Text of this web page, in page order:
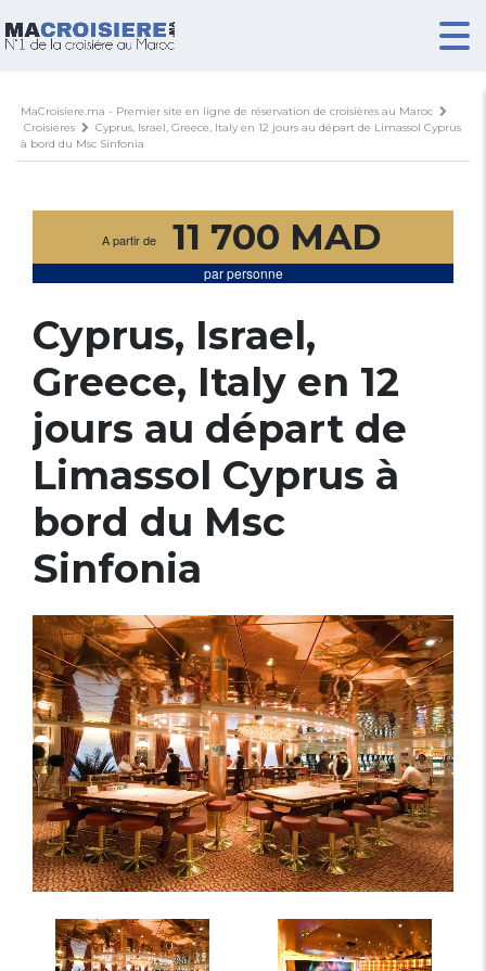
MaCroisiere.ma - Premier site en ligne de réservation de croisières au Maroc
Croisieres
Cyprus, Israel, Greece, Italy en 12 jours au départ de Limassol Cyprus
à bord du Msc Sinfonia
A partir de 11 700 MAD
par personne
Cyprus, Israel,
Greece, Italy en 12
jours au départ de
Limassol Cyprus à
bord du Msc
Sinfonia